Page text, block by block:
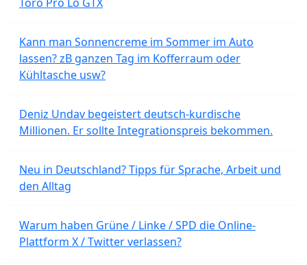
Kann man Sonnencreme im Sommer im Auto
lassen? zB ganzen Tag im Kofferraum oder
Kühltasche usw?
Deniz Undav begeistert deutsch-kurdische
Millionen. Er sollte Integrationspreis bekommen.
Neu in Deutschland? Tipps für Sprache, Arbeit und
den Alltag
Warum haben Grüne / Linke / SPD die Online-
Plattform X / Twitter verlassen?